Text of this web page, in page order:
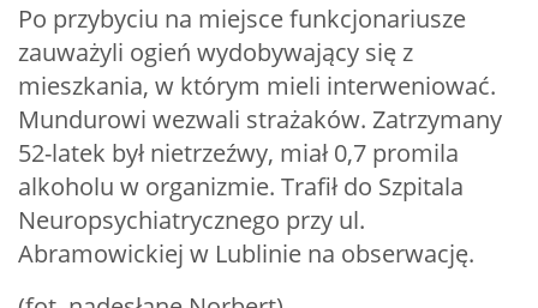
Po przybyciu na miejsce funkcjonariusze
zauważyli ogień wydobywający się z
mieszkania, w którym mieli interweniować.
Mundurowi wezwali strażaków. Zatrzymany
52-latek był nietrzeźwy, miał 0,7 promila
alkoholu w organizmie. Trafił do Szpitala
Neuropsychiatrycznego przy ul.
Abramowickiej w Lublinie na obserwację.